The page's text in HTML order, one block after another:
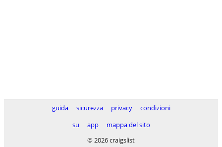
guida sicurezza privacy
condizioni
su
app
mappa del sito
© 2026 craigslist